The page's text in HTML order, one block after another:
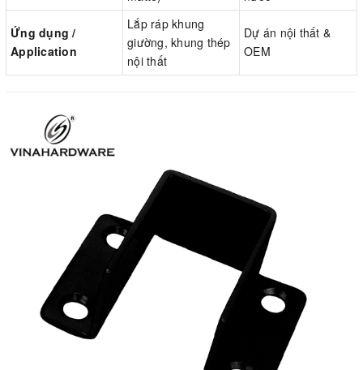
Ứng dụng /
Application
Lắp ráp khung
giường, khung thép
nội thất
Dự án nội thất &
OEM